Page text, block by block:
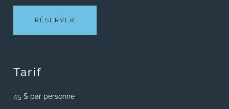
RÉSERVER
Tarif
45 $ par personne